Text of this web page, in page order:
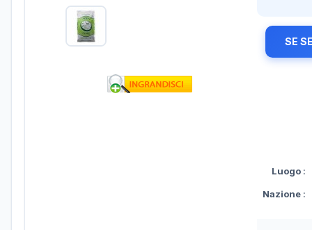
SE
Luogo :
Nazione :